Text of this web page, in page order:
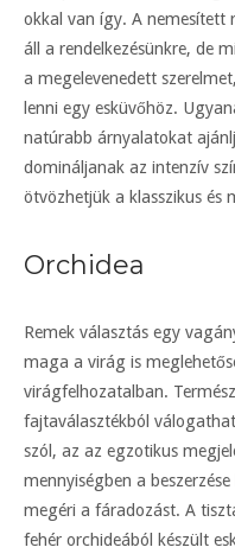
okkal van így. A nemesített
áll a rendelkezésünkre, de
a megelevenedett
lenni egy esküvőhöz.
natúrabb árnyalatokat
domináljanak az intenzív
ötvözhetjük a klasszikus és
Orchidea
Remek választás egy
maga a virág is
virágfelhozatalban.
fajtaválasztékból
szól, az az egzotikus
mennyiségben a
megéri a fáradozást. A
fehér orchideából készült